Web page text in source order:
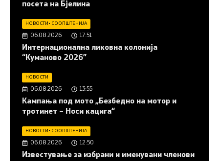
посета на Бјелина
НОВОСТИ• СООПШТЕНИЈА
06.08.2026 17:51
Интернационална ликовна колонија
“Куманово 2026”
НОВОСТИ
06.08.2026 13:55
Кампања под мото „Безбедно на мотор и
тротинет – Носи кацига“
НОВОСТИ• СООПШТЕНИЈА
06.08.2026 12:50
Известување за избрани и именувани членови